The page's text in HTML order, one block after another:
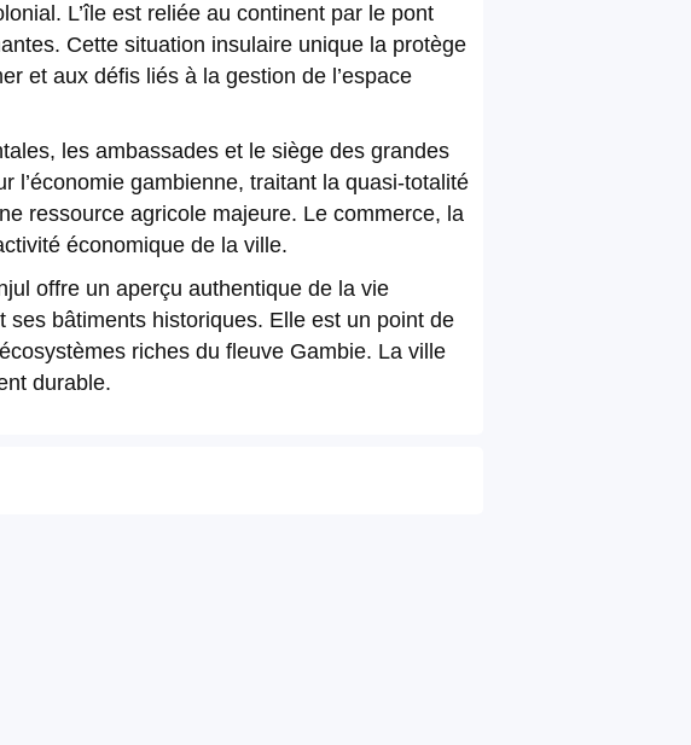
L’île est reliée au continent par le pont
Cette situation insulaire unique la protège
et aux défis liés à la gestion de l’espace
les ambassades et le siège des grandes
l’économie gambienne, traitant la quasi-totalité
ressource agricole majeure. Le commerce, la
économique de la ville.
offre un aperçu authentique de la vie
bâtiments historiques. Elle est un point de
riches du fleuve Gambie. La ville
durable.